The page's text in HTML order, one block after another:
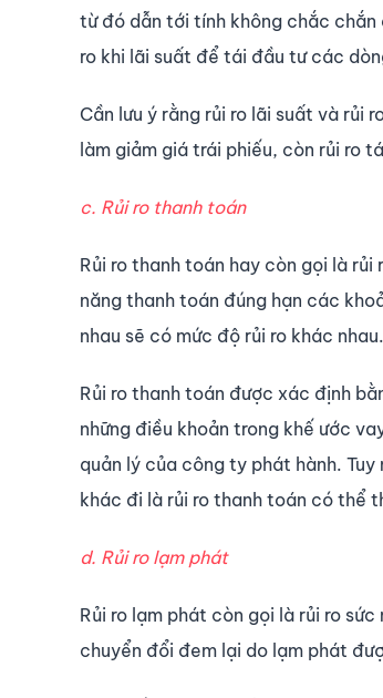
từ đó dẫn tới tính không chắc
ro khi lãi suất để tái đầu tư các
Cần lưu ý rằng rủi ro lãi suất và rủi
làm giảm giá trái phiếu, còn rủi ro
c. Rủi ro thanh toán
Rủi ro thanh toán hay còn gọi là
năng thanh toán đúng hạn các
nhau sẽ có mức độ rủi ro khác nhau.
Rủi ro thanh toán được xác định
những điều khoản trong khế ước
quản lý của công ty phát hành.
khác đi là rủi ro thanh toán có thể
d. Rủi ro lạm phát
Rủi ro lạm phát còn gọi là rủi ro
chuyển đổi đem lại do lạm phát